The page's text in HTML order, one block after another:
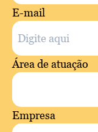
E-mail
Área de atuação
Empresa